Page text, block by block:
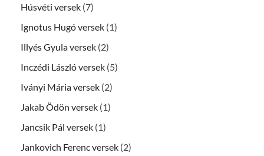
Húsvéti versek (7)
Ignotus Hugó versek (1)
Illyés Gyula versek (2)
Inczédi László versek (5)
Iványi Mária versek (2)
Jakab Ödön versek (1)
Jancsik Pál versek (1)
Jankovich Ferenc versek (2)